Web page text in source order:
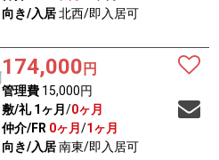
向き/入居北西/即入居可
174,000 円
管理費15,000円
敷/礼 1ヶ月 /0ヶ月
仲介/FR 0ヶ月 /1ヶ月
向き/入居南東/即入居可